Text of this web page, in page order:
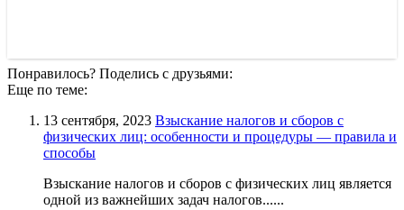
Понравилось? Поделись с друзьями:
Еще по теме:
13 сентября, 2023 Взыскание налогов и сборов с
физических лиц: особенности и процедуры — правила и
способы
Взыскание налогов и сборов с физических лиц является
одной из важнейших задач налогов......